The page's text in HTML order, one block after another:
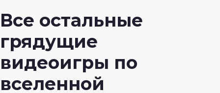
Все остальные
грядущие
видеоигры по
вселенной